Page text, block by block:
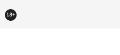
18+